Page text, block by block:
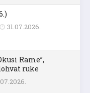
31.07.2026.
Rame”,
ruke